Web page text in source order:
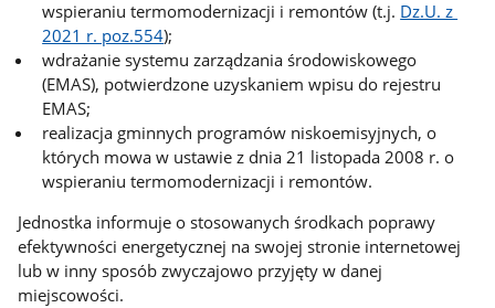
wspieraniu termomodernizacji i remontów (t.j. Dz.U. z
2021 r. poz.554);
wdrażanie systemu zarządzania środowiskowego
(EMAS), potwierdzone uzyskaniem wpisu do rejestru
EMAS;
realizacja gminnych programów niskoemisyjnych, o
których mowa w ustawie z dnia 21 listopada 2008 r. o
wspieraniu termomodernizacji i remontów.
Jednostka informuje o stosowanych środkach poprawy
efektywności energetycznej na swojej stronie internetowej
lub w inny sposób zwyczajowo przyjęty w danej
miejscowości.